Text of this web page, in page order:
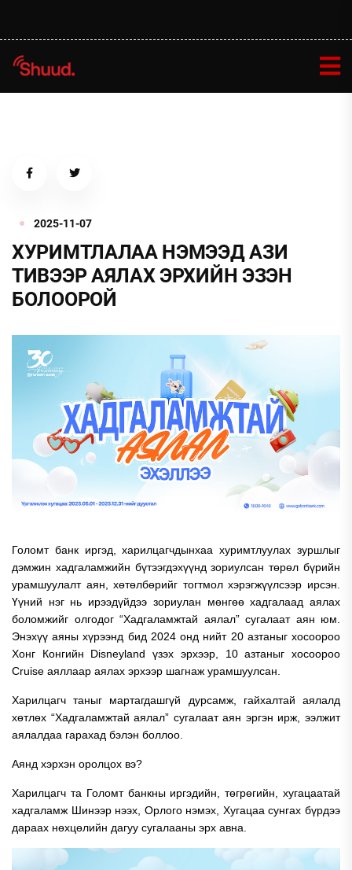
2025-11-07
ХУРИМТЛАЛАА НЭМЭЭД АЗИ
ТИВЭЭР АЯЛАХ ЭРХИЙН ЭЗЭН
БОЛООРОЙ
Голомт банк иргэд, харилцагчдынхаа хуримтлуулах зуршлыг
дэмжин хадгаламжийн бүтээгдэхүүнд зориулсан төрөл бүрийн
урамшуулалт аян, хөтөлбөрийг тогтмол хэрэгжүүлсээр ирсэн.
Үүний нэг нь ирээдүйдээ зориулан мөнгөө хадгалаад аялах
боломжийг олгодог “Хадгаламжтай аялал” сугалаат аян юм.
Энэхүү аяны хүрээнд бид 2024 онд нийт 20 азтаныг хосоороо
Хонг Конгийн Disneyland үзэх эрхээр, 10 азтаныг хосоороо
Cruise аяллаар аялах эрхээр шагнаж урамшуулсан.
Харилцагч таныг мартагдашгүй дурсамж, гайхалтай аялалд
хөтлөх “Хадгаламжтай аялал” сугалаат аян эргэн ирж, ээлжит
аялалдаа гарахад бэлэн боллоо.
Аянд хэрхэн оролцох вэ?
Харилцагч та Голомт банкны иргэдийн, төгрөгийн, хугацаатай
хадгаламж Шинээр нээх, Орлого нэмэх, Хугацаа сунгах бүрдээ
дараах нөхцөлийн дагуу сугалааны эрх авна.